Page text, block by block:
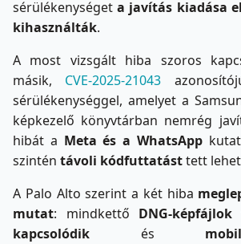
sérülékenységeta javítás kiadása
kihasználták.
A most vizsgált hiba szoros
másik, CVE-2025-21043
sérülékenységgel, amelyet a
képkezelő könyvtárban nemrég
hibát a Meta és a WhatsApp
szintén távoli kódfuttatásttett
A Palo Alto szerint a két hiba
mutat: mindkettő DNG-képfájlok
kapcsolódik és